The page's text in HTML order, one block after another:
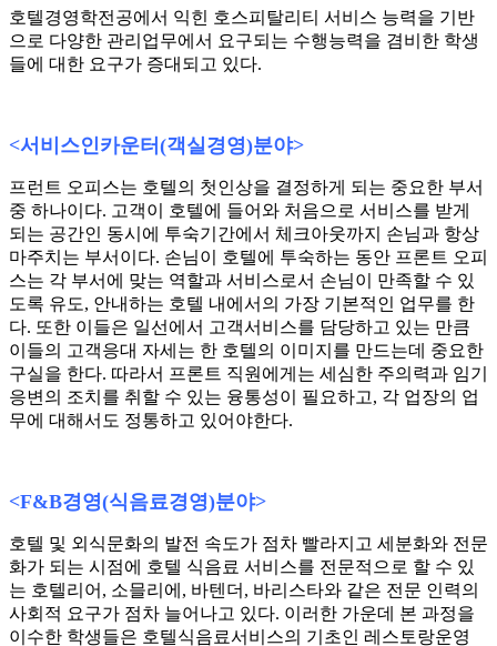
호텔경영학전공에서 익힌 호스피탈리티 서비스 능력을 기반
으로 다양한 관리업무에서 요구되는 수행능력을 겸비한 학생
들에 대한 요구가 증대되고 있다.
<서비스인카운터 (객실경영)분야>
프런트 오피스는 호텔의 첫인상을 결정하게 되는 중요한 부서
중 하나이다. 고객이 호텔에 들어와 처음으로 서비스를 받게
되는 공간인 동시에 투숙기간에서 체크아웃까지 손님과 항상
마주치는 부서이다. 손님이 호텔에 투숙하는 동안 프론트 오피
스는 각 부서에 맞는 역할과 서비스로서 손님이 만족할 수 있
도록 유도, 안내하는 호텔 내에서의 가장 기본적인 업무를 한
다. 또한 이들은 일선에서 고객서비스를 담당하고 있는 만큼
이들의 고객응대 자세는 한 호텔의 이미지를 만드는데 중요한
구실을 한다. 따라서 프론트 직원에게는 세심한 주의력과 임기
응변의 조치를 취할 수 있는 융통성이 필요하고, 각 업장의 업
무에 대해서도 정통하고 있어야한다.
<F&B경영(식음료경영)분야>
호텔 및 외식문화의 발전 속도가 점차 빨라지고 세분화와 전문
화가 되는 시점에 호텔 식음료 서비스를 전문적으로 할 수 있
는 호텔리어, 소믈리에, 바텐더, 바리스타와 같은 전문 인력의
사회적 요구가 점차 늘어나고 있다. 이러한 가운데 본 과정을
이수한 학생들은 호텔식음료서비스의 기초인 레스토랑운영